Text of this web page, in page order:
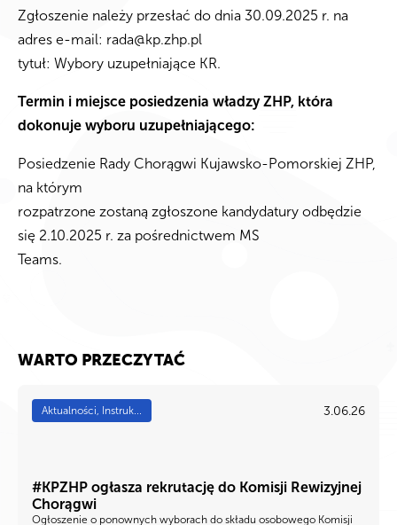
Zgłoszenie należy przesłać do dnia 30.09.2025 r. na
adres e-mail: rada@kp.zhp.pl
tytuł: Wybory uzupełniające KR.
Termin i miejsce posiedzenia władzy ZHP, która
dokonuje wyboru uzupełniającego:
Posiedzenie Rady Chorągwi Kujawsko-Pomorskiej ZHP,
na którym
rozpatrzone zostaną zgłoszone kandydatury odbędzie
się 2.10.2025 r. za pośrednictwem MS
Teams.
WARTO PRZECZYTAĆ
Aktualności, Instruk... 3.06.26
#KPZHP ogłasza rekrutację do Komisji Rewizyjnej
Chorągwi
Ogłoszenie o ponownych wyborach do składu osobowego Komisji